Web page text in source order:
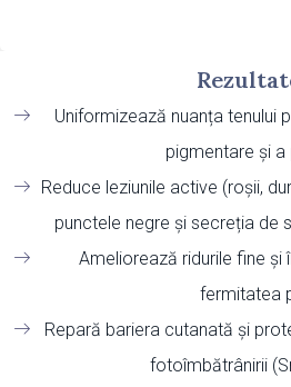
Uniformizează nuanța tenului
pigmentare și a
Reduce leziunile active (roșii,
punctele negre și secreția de
Ameliorează ridurile fine și
fermitatea
Repară bariera cutanată și
fotoîmbătrânirii